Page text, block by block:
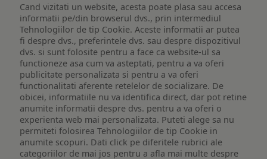
Cand vizitati un website, acesta poate plasa sau accesa
informatii pe/din browserul dvs., prin intermediul
Tehnologiilor de tip Cookie. Aceste informatii ar putea
fi despre dvs., preferintele dvs. sau despre dispozitivul
dvs. si sunt folosite pentru a face ca website-ul sa
functioneze asa cum va asteptati, pentru a va oferi
publicitate personalizata si pentru a va oferi
functionalitati aferente retelelor de socializare. De
obicei, informatiile nu va identifica direct, dar pot retine
anumite informatii despre dvs. pentru a va oferi o
experienta web mai personalizata. Puteti alege sa nu
permiteti folosirea Tehnologiilor de tip Cookie in
anumite scopuri. Dati click pe diferitele rubrici ale
categoriilor de mai jos pentru a afla mai multe despre